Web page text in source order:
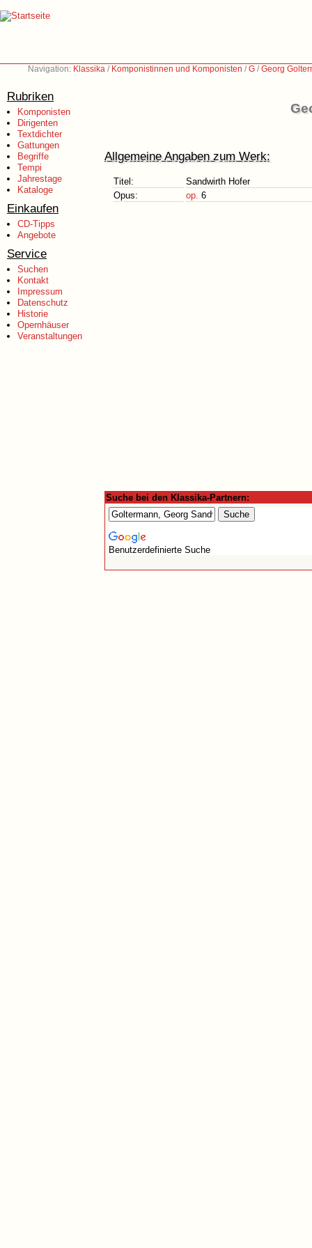
Navigation: Klassika / Komponistinnen und Komponisten /G /Georg
Rubriken
Komponisten
Dirigenten
Textdichter
Gattungen
Begriffe
Tempi
Jahrestage
Kataloge
Einkaufen
CD-Tipps
Angebote
Service
Suchen
Kontakt
Impressum
Datenschutz
Historie
Opernhäuser
Veranstaltungen
Allgemeine Angaben zum Werk:
Titel:
Sandwirth Hofer
Opus:
op. 6
Suche bei den Klassika-Partnern:
Benutzerdefinierte Suche